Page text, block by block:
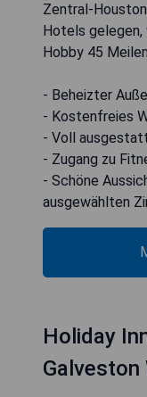
Zentral-
Hotels gelegen,
Hobby 45
- Beheizter
- Kostenfreies
- Voll
- Zugang zu
- Schöne
ausgewählten
Holiday
Galveston